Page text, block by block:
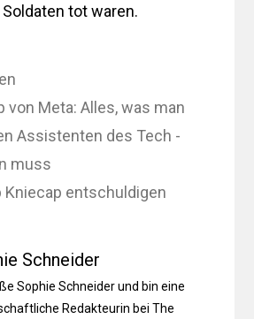
tot waren.
von Meta: Alles, was man
Assistenten des Tech -
muss
Kniecap entschuldigen
Schneider
Sophie Schneider und bin eine
Redakteurin bei The